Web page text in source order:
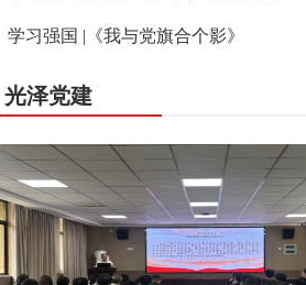
学习强国 |《我与党旗合个影》
光泽党建